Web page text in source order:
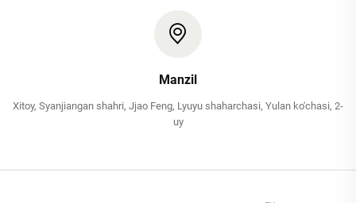
Manzil
Xitoy, Syanjiangan shahri, Jjao Feng, Lyuyu shaharchasi, Yulan ko'chasi, 2-
uy